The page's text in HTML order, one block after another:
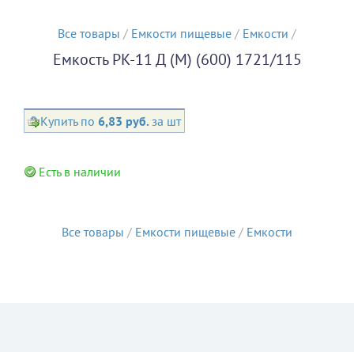
Все товары / Емкости пищевые / Емкости /
Емкость РК-11 Д (М) (600) 1721/115
Купить по6,83 руб. за шт
Есть в наличии
Все товары / Емкости пищевые / Емкости